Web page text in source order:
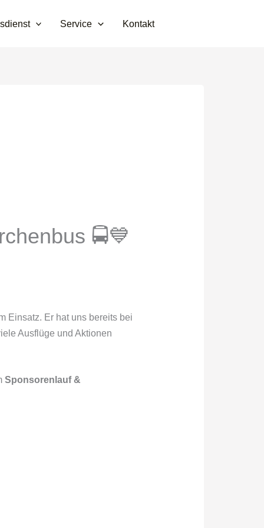
Service Kontakt
🚍💙
Einsatz. Er hat uns bereits bei
Ausflüge und Aktionen
Sponsorenlauf &